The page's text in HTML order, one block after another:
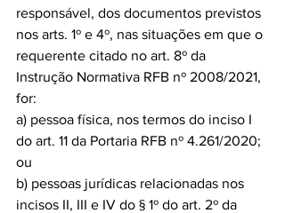
responsável, dos documentos previstos
nos arts. 1º e 4º, nas situações em que o
requerente citado no art. 8º da
Instrução Normativa RFB nº 2008/2021,
for:
a) pessoa física, nos termos do inciso I
do art. 11 da Portaria RFB nº 4.261/2020;
ou
b) pessoas jurídicas relacionadas nos
incisos II, III e IV do § 1º do art. 2º da